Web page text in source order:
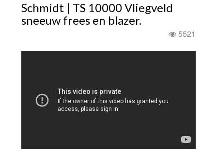
Schmidt | TS 10000 Vliegveld
sneeuw frees en blazer.
5521